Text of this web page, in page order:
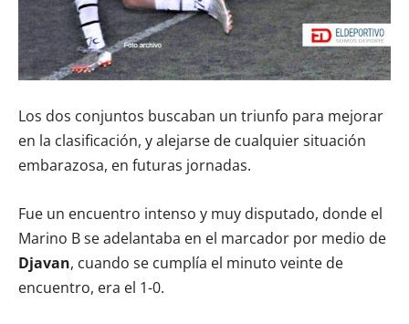
Los dos conjuntos buscaban un triunfo para mejorar
en la clasificación, y alejarse de cualquier situación
embarazosa, en futuras jornadas.
Fue un encuentro intenso y muy disputado, donde el
Marino B se adelantaba en el marcador por medio de
Djavan, cuando se cumplía el minuto veinte de
encuentro, era el 1-0.